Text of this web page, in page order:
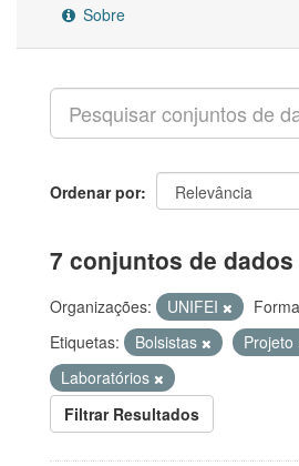
Sobre
Ordenar por
7 conjuntos de
Organizações: UNIFEI
Etiquetas:
Bolsistas
Projeto
Laboratórios
Filtrar Resultados